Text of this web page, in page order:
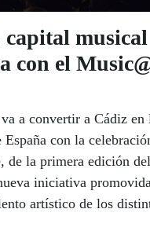
capital
con el
a convertir a Cádiz en
España con la
de la primera edición
iniciativa
artístico de los